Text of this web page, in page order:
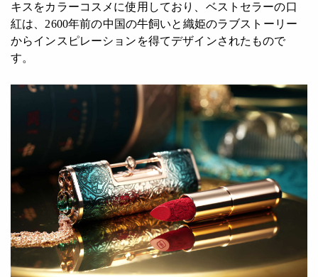
キスをカラーコスメに使用しており、ベストセラーの口
紅は、2600年前の中国の牛飼いと織姫のラブストーリー
からインスピレーションを得てデザインされたもので
す。